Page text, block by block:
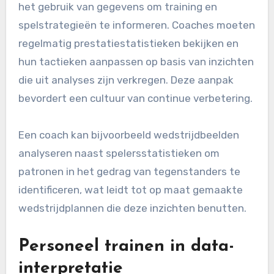
het gebruik van gegevens om training en
spelstrategieën te informeren. Coaches moeten
regelmatig prestatiestatistieken bekijken en
hun tactieken aanpassen op basis van inzichten
die uit analyses zijn verkregen. Deze aanpak
bevordert een cultuur van continue verbetering.
Een coach kan bijvoorbeeld wedstrijdbeelden
analyseren naast spelersstatistieken om
patronen in het gedrag van tegenstanders te
identificeren, wat leidt tot op maat gemaakte
wedstrijdplannen die deze inzichten benutten.
Personeel trainen in data-
interpretatie